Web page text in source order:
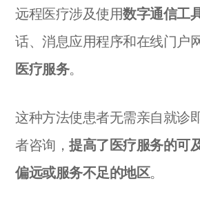
远程医疗涉及使用数字通信工
话、消息应用程序和在线门户
医疗服务。
这种方法使患者无需亲自就诊
者咨询，提高了医疗服务的可
偏远或服务不足的地区。